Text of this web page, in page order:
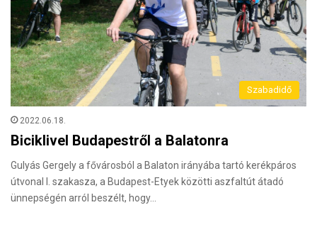
Szabadidő
2022.06.18.
Biciklivel Budapestről a Balatonra
Gulyás Gergely a fővárosból a Balaton irányába tartó kerékpáros
útvonal I. szakasza, a Budapest-Etyek közötti aszfaltút átadó
ünnepségén arról beszélt, hogy…